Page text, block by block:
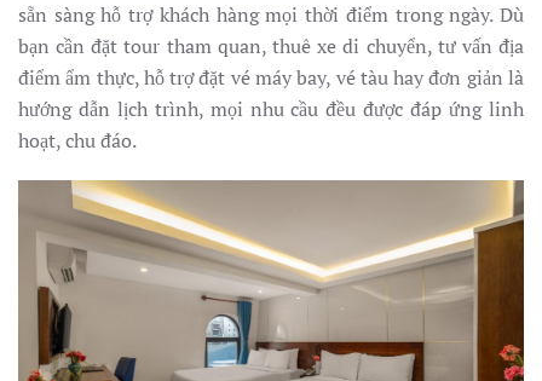
sẵn sàng hỗ trợ khách hàng mọi thời điểm trong ngày. Dù
bạn cần đặt tour tham quan, thuê xe di chuyển, tư vấn địa
điểm ẩm thực, hỗ trợ đặt vé máy bay, vé tàu hay đơn giản là
hướng dẫn lịch trình, mọi nhu cầu đều được đáp ứng linh
hoạt, chu đáo.